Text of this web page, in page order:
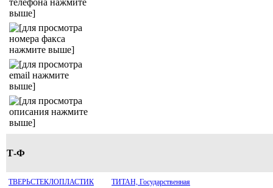
Т-Ф
ТВЕРЬСТЕКЛОПЛАСТИК
ТИТАН, Государственная